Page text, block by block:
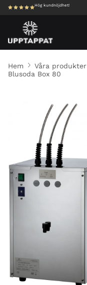
Hög kundnöjdhet!
Hem Våra produkter
Blusoda Box 80